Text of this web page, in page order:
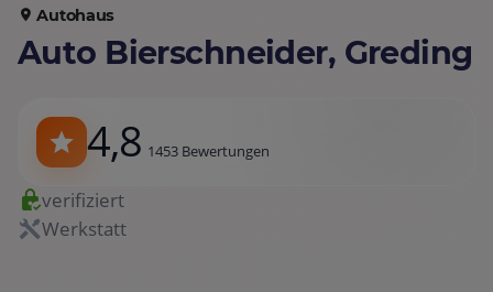
Autohaus
Auto Bierschneider, Greding
4,8 1453 Bewertungen
verifiziert
Werkstatt